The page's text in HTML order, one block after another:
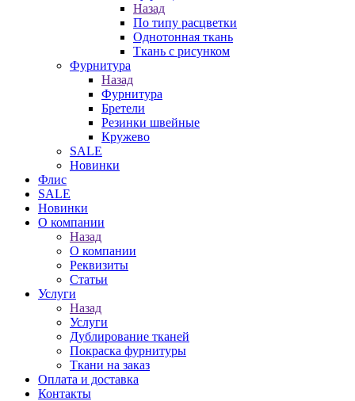
Назад
По типу расцветки
Однотонная ткань
Ткань с рисунком
Фурнитура
Назад
Фурнитура
Бретели
Резинки швейные
Кружево
SALE
Новинки
Флис
SALE
Новинки
О компании
Назад
О компании
Реквизиты
Статьи
Услуги
Назад
Услуги
Дублирование тканей
Покраска фурнитуры
Ткани на заказ
Оплата и доставка
Контакты